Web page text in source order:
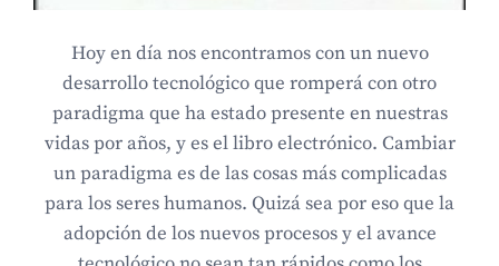
Hoy en día nos encontramos con un nuevo
desarrollo tecnológico que romperá con otro
paradigma que ha estado presente en nuestras
vidas por años, y es el libro electrónico. Cambiar
un paradigma es de las cosas más complicadas
para los seres humanos. Quizá sea por eso que la
adopción de los nuevos procesos y el avance